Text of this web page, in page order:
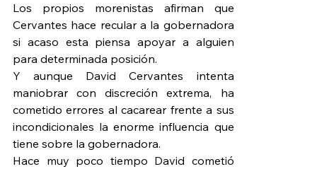
Los propios morenistas afirman que
Cervantes hace recular a la gobernadora
si acaso esta piensa apoyar a alguien
para determinada posición.
Y aunque David Cervantes intenta
maniobrar con discreción extrema, ha
cometido errores al cacarear frente a sus
incondicionales la enorme influencia que
tiene sobre la gobernadora.
Hace muy poco tiempo David cometió